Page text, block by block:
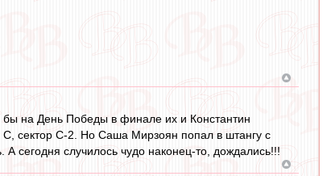
на День Победы в финале их и Константин
сектор С-2. Но Саша Мирзоян попал в штангу с
сегодня случилось чудо наконец-то, дождались!!!